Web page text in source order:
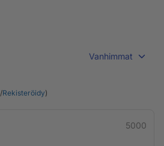
Vanhimmat
/Rekisteröidy)
5000